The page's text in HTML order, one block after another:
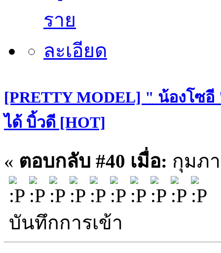
[PRETTY MODEL] " น้องโซ
ได้ บิ้วดี [HOT]
« ตอบกลับ #40 เมื่อ: กุมภา
บันทึกการเข้า